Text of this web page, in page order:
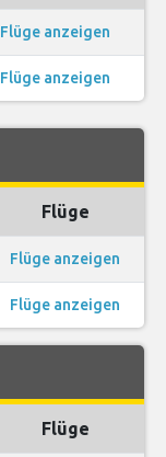
Flüge anzeigen
Flüge anzeigen
Flüge
Flüge anzeigen
Flüge anzeigen
Flüge